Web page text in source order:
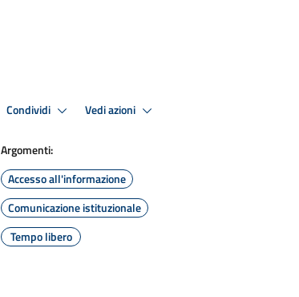
Condividi Vedi azioni
Argomenti:
Accesso all'informazione
Comunicazione istituzionale
Tempo libero